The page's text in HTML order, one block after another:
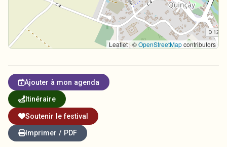
Leaflet | ©OpenStreetMapcontributors
Ajouter à mon agenda
Itinéraire
Soutenir le festival
Imprimer / PDF